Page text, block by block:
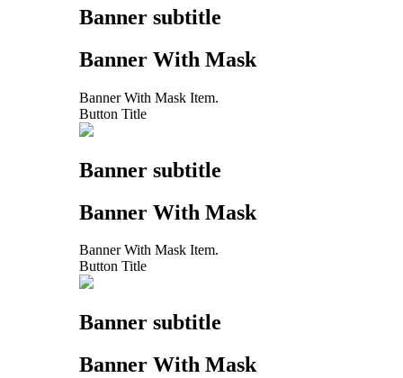
Banner subtitle
Banner With Mask
Banner With Mask Item.
Button Title
Banner subtitle
Banner With Mask
Banner With Mask Item.
Button Title
Banner subtitle
Banner With Mask